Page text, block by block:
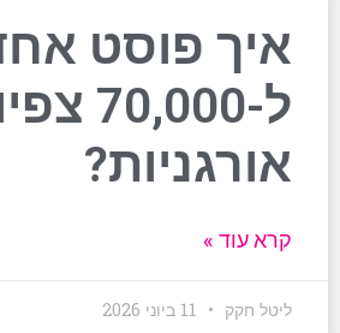
איך פוסט
ל-70,000
אורגניות?
קרא עוד »
ליטל חקק